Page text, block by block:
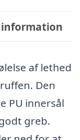
information
af lethed
Den
PU innersål
greb.